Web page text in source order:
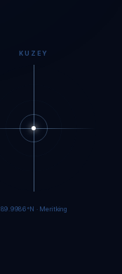
KUZEY
89.9984°N · Meritking